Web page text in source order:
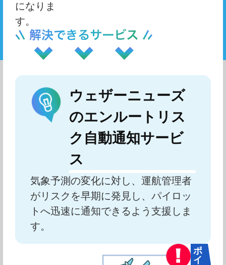
になりま
す。
ウェザーニューズ
のエンルートリス
ク自動通知サービ
ス
気象予測の変化に対し、運航管理者
がリスクを早期に発見し、パイロッ
トへ迅速に通知できるよう支援しま
す。
ポ
イ